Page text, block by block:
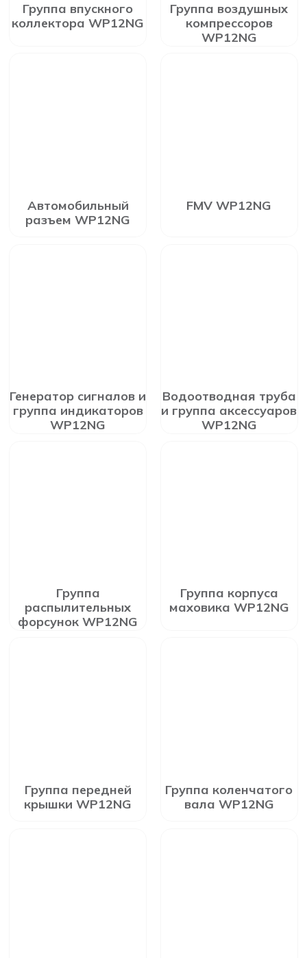
Группа впускного
коллектора WP12NG
Группа воздушных
компрессоров
WP12NG
Автомобильный
разъем WP12NG
FMV WP12NG
Генератор сигналов и
группа индикаторов
WP12NG
Водоотводная труба
и группа аксессуаров
WP12NG
Группа
распылительных
форсунок WP12NG
Группа корпуса
маховика WP12NG
Группа передней
крышки WP12NG
Группа коленчатого
вала WP12NG